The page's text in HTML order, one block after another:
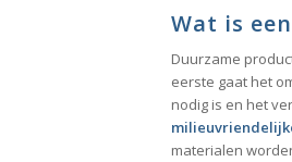
Wat is
Duurzame
eerste gaat het
nodig is en het
materialen